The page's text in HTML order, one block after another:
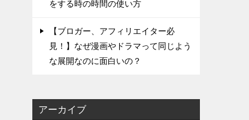
をする時の時間の使い方
【ブロガー、アフィリエイター必
見！】なぜ漫画やドラマって同じよう
な展開なのに面白いの？
アーカイブ